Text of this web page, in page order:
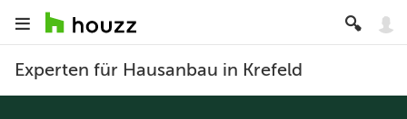
Experten für Hausanbau in Krefeld